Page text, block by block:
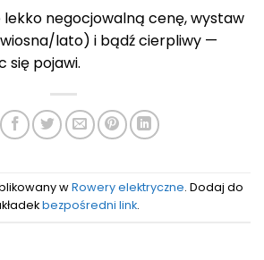
lekko negocjowalną cenę, wystaw
lato) i bądź cierpliwy —
się pojawi.
wRowery elektryczne. Dodaj do
bezpośredni link.